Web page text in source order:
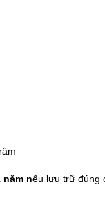
năm nếu lưu trữ đúng